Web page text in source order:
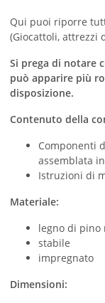
Qui puoi riporre
(Giocattoli, attrezzi
Si prega di notare
può apparire più
disposizione.
Contenuto della
Componenti
assemblata
Istruzioni di
Materiale:
legno di pino
stabile
impregnato
Dimensioni: